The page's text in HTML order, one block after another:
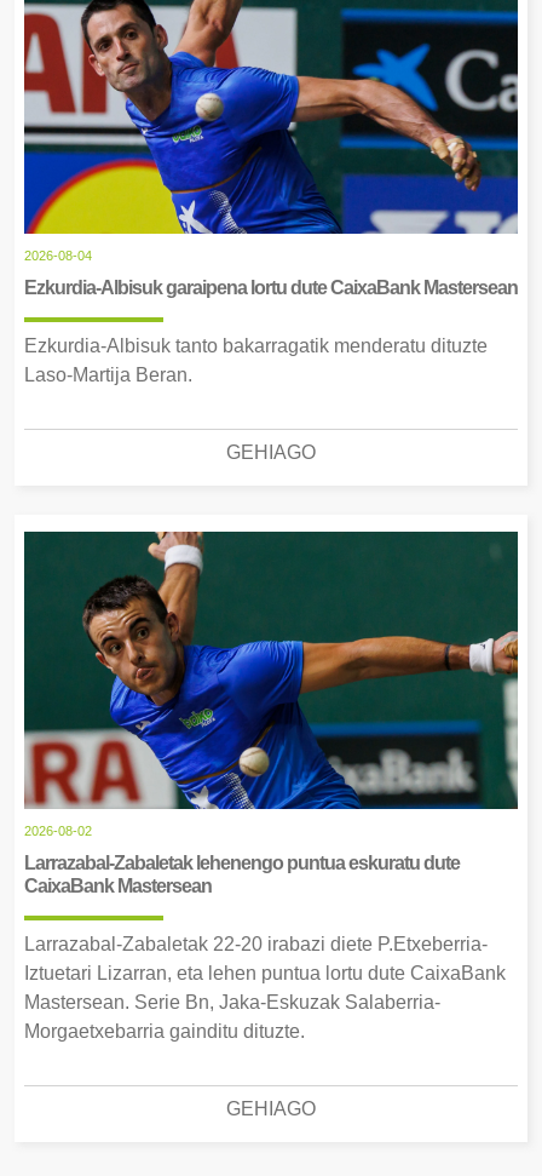
2026-08-04
Ezkurdia-Albisuk garaipena lortu dute CaixaBank Mastersean
Ezkurdia-Albisuk tanto bakarragatik menderatu dituzte
Laso-Martija Beran.
GEHIAGO
2026-08-02
Larrazabal-Zabaletak lehenengo puntua eskuratu dute
CaixaBank Mastersean
Larrazabal-Zabaletak 22-20 irabazi diete P.Etxeberria-
Iztuetari Lizarran, eta lehen puntua lortu dute CaixaBank
Mastersean. Serie Bn, Jaka-Eskuzak Salaberria-
Morgaetxebarria gainditu dituzte.
GEHIAGO